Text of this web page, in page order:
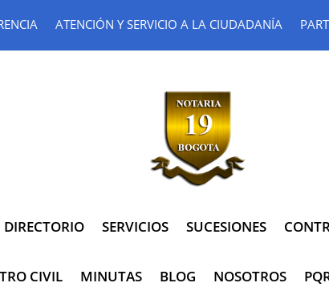
ATENCIÓN Y SERVICIO A LA CIUDADANÍA
DIRECTORIO SERVICIOS SUCESIONES
CIVIL MINUTAS BLOG NOSOTROS